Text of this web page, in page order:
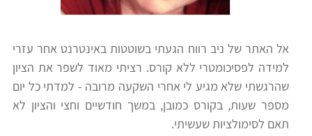
מידע
כללי
וחטיבות
ביניים
הכנה
אל האתר של ניב רווח הגעתי בשוטטות באינטרנט אחר עזרי
למידה לפסיכומטרי ללא קורס. רציתי מאוד לשפר את הציון
שהרגשתי שלא מגיע לי אחרי השקעה מרובה - למדתי כל יום
מספר שעות, בקורס כמובן, במשך חודשיים וחצי והציון לא
תאם לסימולציות שעשיתי.